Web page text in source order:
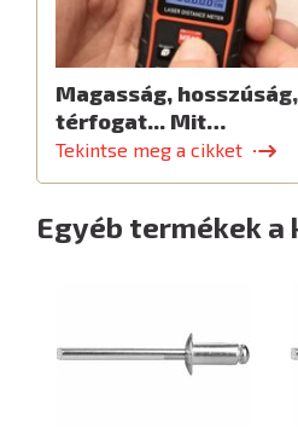
Magasság, hosszúság,
térfogat... Mit…
Tekintse meg a cikket
Egyéb termékek